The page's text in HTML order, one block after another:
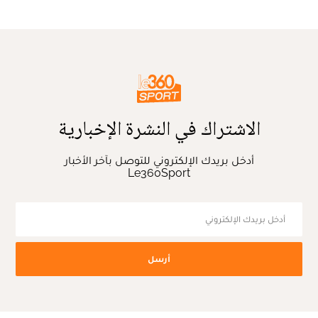
الاشتراك في النشرة الإخبارية
أدخل بريدك الإلكتروني للتوصل بآخر الأخبار
Le360Sport
أرسل